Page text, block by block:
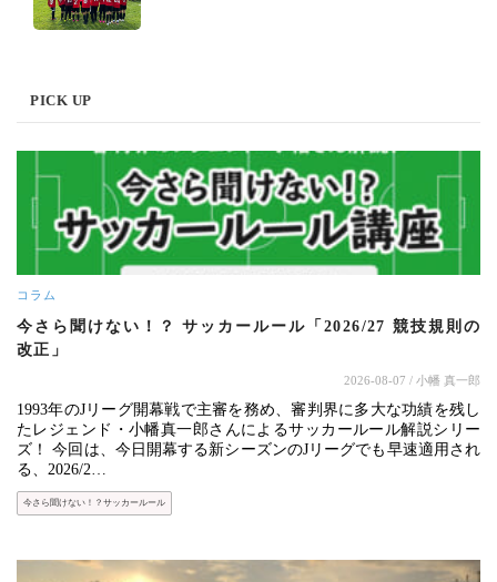
PICK UP
コラム
今さら聞けない！？ サッカールール「2026/27 競技規則の
改正」
2026-08-07 / 小幡 真一郎
1993年のJリーグ開幕戦で主審を務め、審判界に多大な功績を残し
たレジェンド・小幡真一郎さんによるサッカールール解説シリー
ズ！ 今回は、今日開幕する新シーズンのJリーグでも早速適用され
る、2026/2…
今さら聞けない！？サッカールール